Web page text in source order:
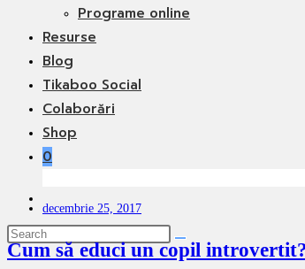
Programe online
Resurse
Blog
Tikaboo Social
Colaborări
Shop
0
website
search
decembrie 25, 2017
Cum să educi un copil introvertit?